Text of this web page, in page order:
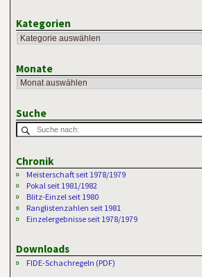
Kategorien
Monate
Suche
Chronik
Meisterschaft seit 1978/1979
Pokal seit 1981/1982
Blitz-Einzel seit 1980
Ranglistenzahlen seit 1981
Einzelergebnisse seit 1978/1979
Downloads
FIDE-Schachregeln (PDF)